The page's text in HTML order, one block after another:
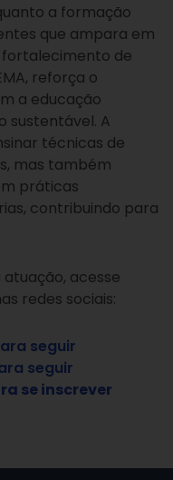
a formação
que ampara em
fortalecimento de
reforça o
a educação
sustentável. A
técnicas de
mas também
práticas
contribuindo para
acesse
redes sociais:
seguir
seguir
se inscrever